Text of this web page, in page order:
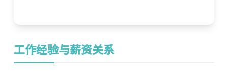
工作经验与薪资关系